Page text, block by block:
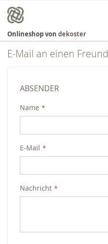
Inhalt
springen
Onlineshop von dekoster
E-Mail an einen Freund
ABSENDER
Name
E-Mail
Nachricht